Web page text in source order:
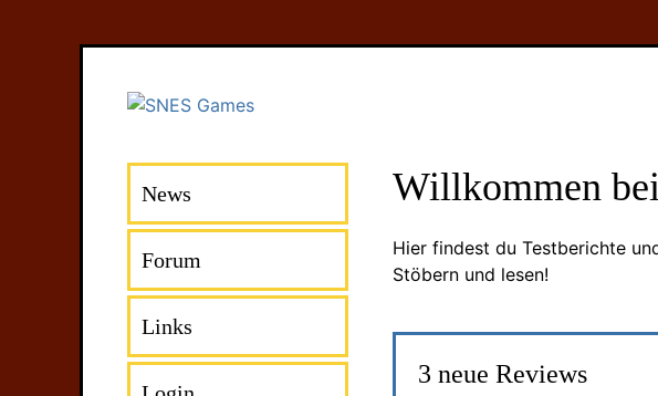
News
Forum
Links
Willkommen
Hier findest du Testberichte
Stöbern und lesen!
3 neue Reviews